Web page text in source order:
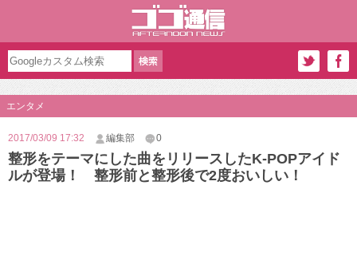
エンタメ
2017/03/09 17:32 編集部 0
整形をテーマにした曲をリリースしたK-POPアイド
ルが登場！ 整形前と整形後で2度おいしい！